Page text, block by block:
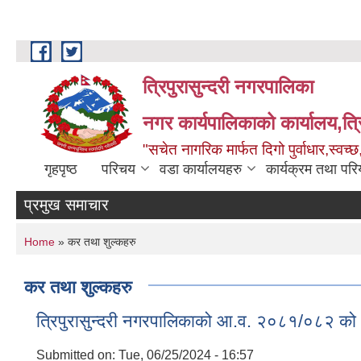
Skip to main content
त्रिपुरासुन्दरी नगरपालिका
नगर कार्यपालिकाको
"सचेत नागरिक मार्फत दिगो
गृहपृष्ठ परिचय वडा कार्यालयहरु कार्यक्रम तथा
प्रमुख समाचार
You are here
Home » कर तथा शुल्कहरु
कर तथा शुल्कहरु
त्रिपुरासुन्दरी नगरपालिकाको आ.व. २०८१/०८२
Submitted on: Tue, 06/25/2024 - 16:57